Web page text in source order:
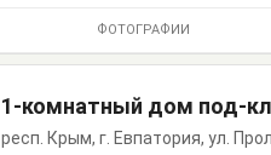
ФОТОГРАФИИ
1-комнатный дом под-
респ. Крым, г. Евпатория, ул.